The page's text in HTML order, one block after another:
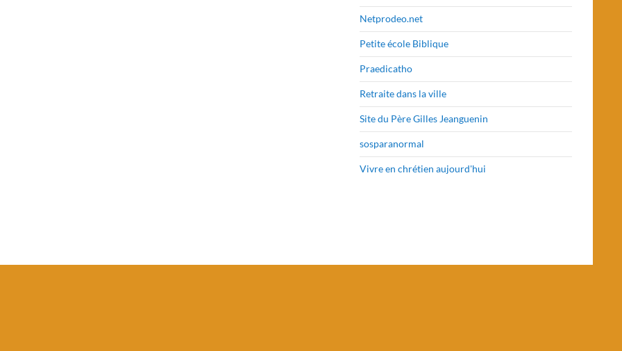
Netprodeo.net
Petite école Biblique
Praedicatho
Retraite dans la ville
Site du Père Gilles Jeanguenin
sosparanormal
Vivre en chrétien aujourd'hui